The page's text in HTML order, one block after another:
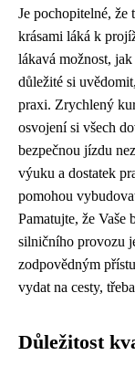
Je pochopitelné, že
krásami láká k
lákavá možnost,
důležité si
praxi. Zrychlený
osvojení si všech
bezpečnou jízdu
výuku a dostatek
pomohou
Pamatujte, že Vaše
silničního provozu
zodpovědným
vydat na cesty,
Důležitost